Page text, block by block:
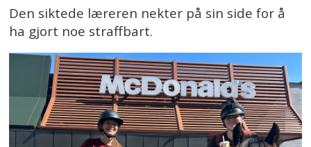
Den siktede læreren nekter på sin side for å
ha gjort noe straffbart.